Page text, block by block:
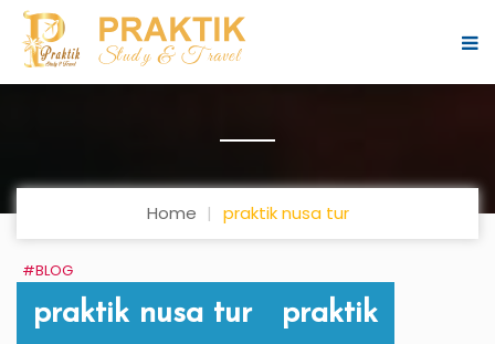
Home praktik nusa tur
#BLOG
praktik nusa tur praktik